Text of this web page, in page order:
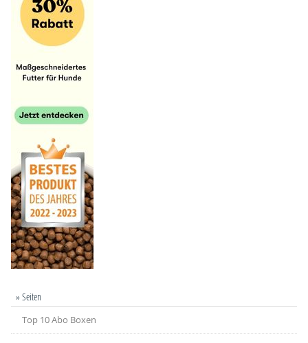
» Seiten
Top 10 Abo Boxen